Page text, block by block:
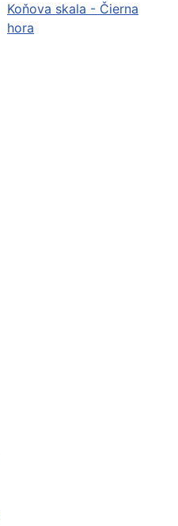
Koňova skala - Čierna
hora